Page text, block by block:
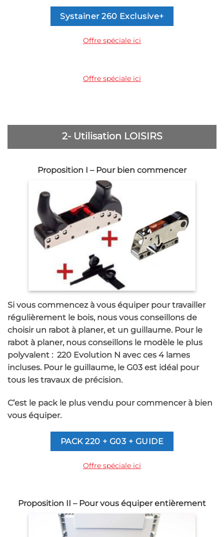
Systainer 260 Exclusive+
Offre spéciale ici
Offre spéciale ici
2- Utilisation LOISIRS
Proposition I – Pour bien commencer
Si vous commencez à vous équiper pour travailler
régulièrement le bois, nous vous conseillons de
choisir un rabot à planer, et un guillaume. Pour le
rabot à planer, nous conseillons le modèle le plus
polyvalent : 220 Evolution N avec ces 4 lames
incluses. Pour le guillaume, le G03 est idéal pour
tous les travaux de précision.
C’est le pack le plus vendu pour commencer à bien
vous équiper.
PACK 220 + G03 + GUIDE
Offre spéciale ici
Proposition II – Pour vous équiper entièrement